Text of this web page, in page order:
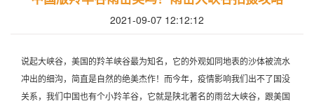
2021-09-07 12:12:12
说起大峡谷，美国的羚羊峡谷最为知名，它的外观如同地表的沙体被流水
冲出的细沟，简直是自然的绝美杰作！而今年，疫情影响我们出不了国没
关系，我们中国也有个小羚羊谷，它就是陕北著名的雨岔大峡谷，跟美国